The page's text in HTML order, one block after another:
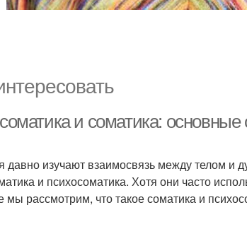
и соматика: основные
давно изучают взаимосвязь между телом и
и психосоматика. Хотя они часто
мы рассмотрим, что такое соматика и